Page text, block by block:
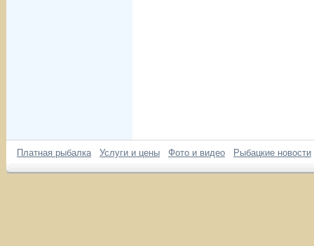
Платная рыбалка Услуги и цены Фото и видео Рыбацкие новости